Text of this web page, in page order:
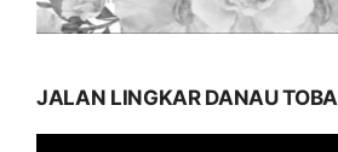
JALAN LINGKAR DANAU TOBA